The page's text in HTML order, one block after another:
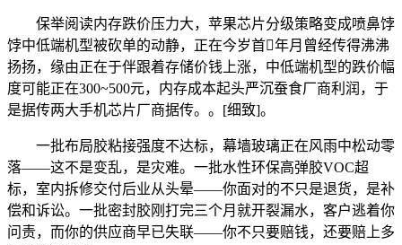
保举阅读内存跌价压力大，苹果芯片分级策略变成喷鼻饽
饽中低端机型被砍单的动静，正在今岁首年月曾经传得沸沸
扬扬，缘由正在于伴跟着存储价钱上涨，中低端机型的跌价幅
度可能正在300~500元，内存成本起头严沉蚕食厂商利润，于
是据传两大手机芯片厂商据传。。[细致]。
一批布局胶粘接强度不达标，幕墙玻璃正在风雨中松动零
落——这不是变乱，是灾难。一批水性环保高弹胶VOC超
标，室内拆修交付后业从头晕——你面对的不只是退货，是补
偿和诉讼。一批密封胶刚打完三个月就开裂漏水，客户逃着你
问责，而你的供应商早已失联——你不只要赔钱，还要赔上多